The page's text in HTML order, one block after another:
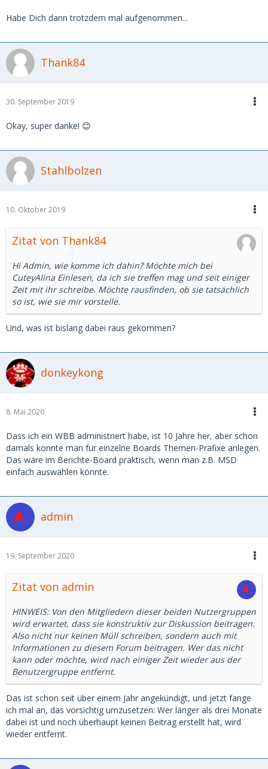
Habe Dich dann trotzdem mal aufgenommen...
Thank84
30. September 2019
Okay, super danke! 😊
Stahlbolzen
10. Oktober 2019
Zitat von Thank84
Hi Admin, wie komme ich dahin? Möchte mich bei
CuteyAlina Einlesen, da ich sie treffen mag und seit einiger
Zeit mit ihr schreibe. Möchte rausfinden, ob sie tatsächlich
so ist, wie sie mir vorstelle.
Und, was ist bislang dabei raus gekommen?
donkeykong
8. Mai 2020
Dass ich ein WBB administriert habe, ist 10 Jahre her, aber schon
damals konnte man für einzelne Boards Themen-Präfixe anlegen.
Das wäre im Berichte-Board praktisch, wenn man z.B. MSD
einfach auswählen könnte.
admin
19. September 2020
Zitat von admin
HINWEIS: Von den Mitgliedern dieser beiden Nutzergruppen
wird erwartet, dass sie konstruktiv zur Diskussion beitragen.
Also nicht nur keinen Müll schreiben, sondern auch mit
Informationen zu diesem Forum beitragen. Wer das nicht
kann oder möchte, wird nach einiger Zeit wieder aus der
Benutzergruppe entfernt.
Das ist schon seit über einem Jahr angekündigt, und jetzt fange
ich mal an, das vorsichtig umzusetzen: Wer länger als drei Monate
dabei ist und noch überhaupt keinen Beitrag erstellt hat, wird
wieder entfernt.